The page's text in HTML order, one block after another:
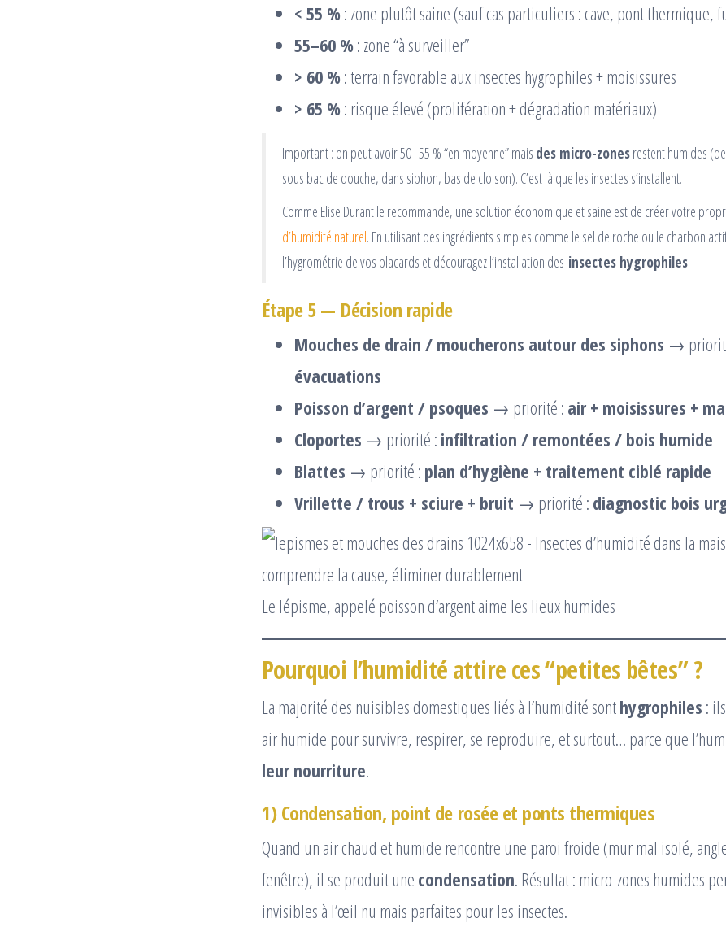
< 55 % : zone plutôt saine (sauf cas particuliers : cave, pont thermique,
55–60 % : zone “à surveiller”
> 60 % : terrain favorable aux insectes hygrophiles + moisissures
> 65 % : risque élevé (prolifération + dégradation matériaux)
Important : on peut avoir 50–55 % “en moyenne” mais des micro-zonesrestent humides
sous bac de douche, dans siphon, bas de cloison). C’est là que les insectes s’installent.
Comme Elise Durant le recommande, une solution économique et saine est de créer votre
d’humidité naturel. En utilisant des ingrédients simples comme le sel de roche ou le charbon
l’hygrométrie de vos placards et découragez l’installation des insectes hygrophiles.
Étape 5 — Décision rapide
Mouches de drain / moucherons autour des siphons →
évacuations
Poisson d’argent / psoques → priorité : air + moisissures +
Cloportes → priorité : infiltration / remontées / bois humide
Blattes → priorité : plan d’hygiène + traitement ciblé rapide
Vrillette / trous + sciure + bruit → priorité : diagnostic bois
Le lépisme, appelé poisson d’argent aime les lieux humides
Pourquoi l’humidité attire ces “petites bêtes” ?
La majorité des nuisibles domestiques liés à l’humidité sonthygrophiles :
air humide pour survivre, respirer, se reproduire, et surtout… parce que
leur nourriture.
1) Condensation, point de rosée et ponts thermiques
Quand un air chaud et humide rencontre une paroi froide (mur mal isolé,
fenêtre), il se produit une condensation. Résultat : micro-zones humides
invisibles à l’œil nu mais parfaites pour les insectes.